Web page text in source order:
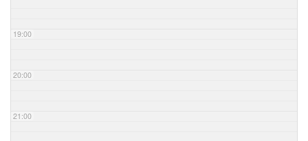
19:00
20:00
21:00